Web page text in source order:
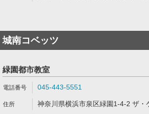
城南コベッツ
緑園都市教室
045-443-5551
神奈川県横浜市泉区緑園1-4-2 ザ・